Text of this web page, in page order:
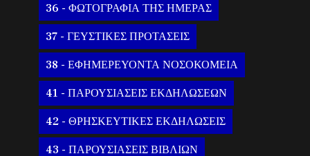
36 - ΦΩΤΟΓΡΑΦΙΑ ΤΗΣ ΗΜΕΡΑΣ
37 - ΓΕΥΣΤΙΚΕΣ ΠΡΟΤΑΣΕΙΣ
38 - ΕΦΗΜΕΡΕΥΟΝΤΑ ΝΟΣΟΚΟΜΕΙΑ
41 - ΠΑΡΟΥΣΙΑΣΕΙΣ ΕΚΔΗΛΩΣΕΩΝ
42 - ΘΡΗΣΚΕΥΤΙΚΕΣ ΕΚΔΗΛΩΣΕΙΣ
43 - ΠΑΡΟΥΣΙΑΣΕΙΣ ΒΙΒΛΙΩΝ